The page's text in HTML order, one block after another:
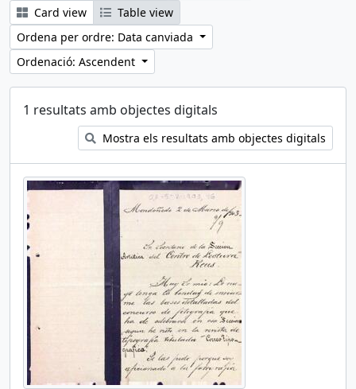
Card view
Table view
Ordena per ordre: Data canviada
Ordenació: Ascendent
1 resultats amb objectes digitals
Mostra els resultats amb objectes digitals